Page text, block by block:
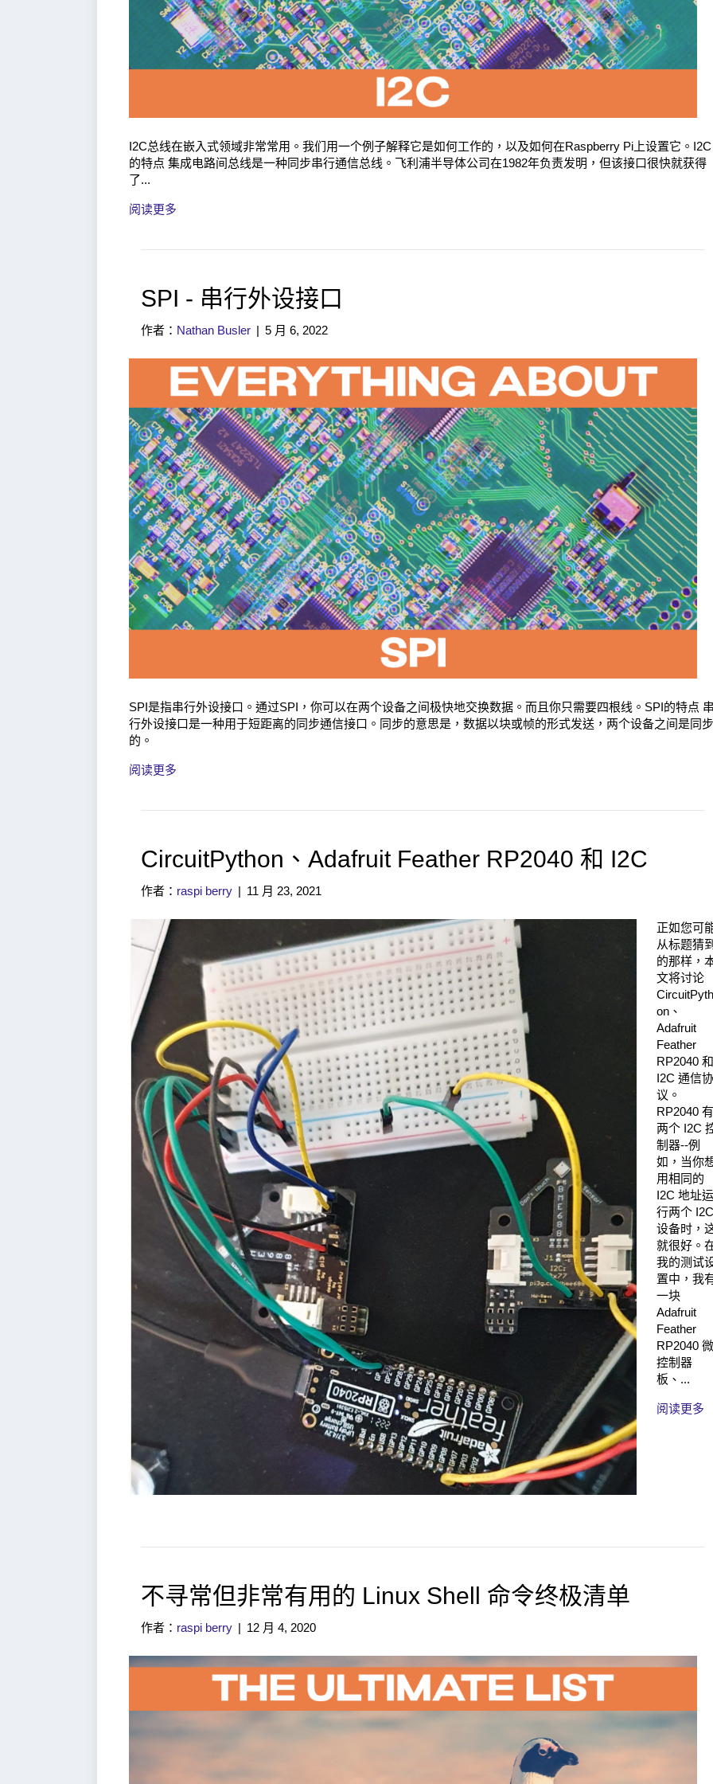
I2C总线在嵌入式领域非常常用。我们用一个例子解释它是如何工作的，以及如何在Raspberry Pi上设置它。I2C
的特点 集成电路间总线是一种同步串行通信总线。飞利浦半导体公司在1982年负责发明，但该接口很快就获得
了...
阅读更多
SPI - 串行外设接口
作者： Nathan Busler | 5 月 6, 2022
SPI是指串行外设接口。通过SPI，你可以在两个设备之间极快地交换数据。而且你只需要四根线。SPI的特点 串
行外设接口是一种用于短距离的同步通信接口。同步的意思是，数据以块或帧的形式发送，两个设备之间是同步
的。
阅读更多
CircuitPython、Adafruit Feather RP2040 和 I2C
作者： raspi berry | 11 月 23, 2021
正如您可
从标题猜到
的那样，
文将讨论
CircuitPyth
on、
Adafruit
Feather
RP2040 和
I2C 通信协
议。
RP2040 有
两个 I2C
制器--例
如，当你
用相同的
I2C 地址运
行两个 I2C
设备时，
就很好。
我的测试
置中，我
一块
Adafruit
Feather
RP2040 微
控制器
板、...
阅读更多
不寻常但非常有用的 Linux Shell 命令终极清单
作者： raspi berry | 12 月 4, 2020